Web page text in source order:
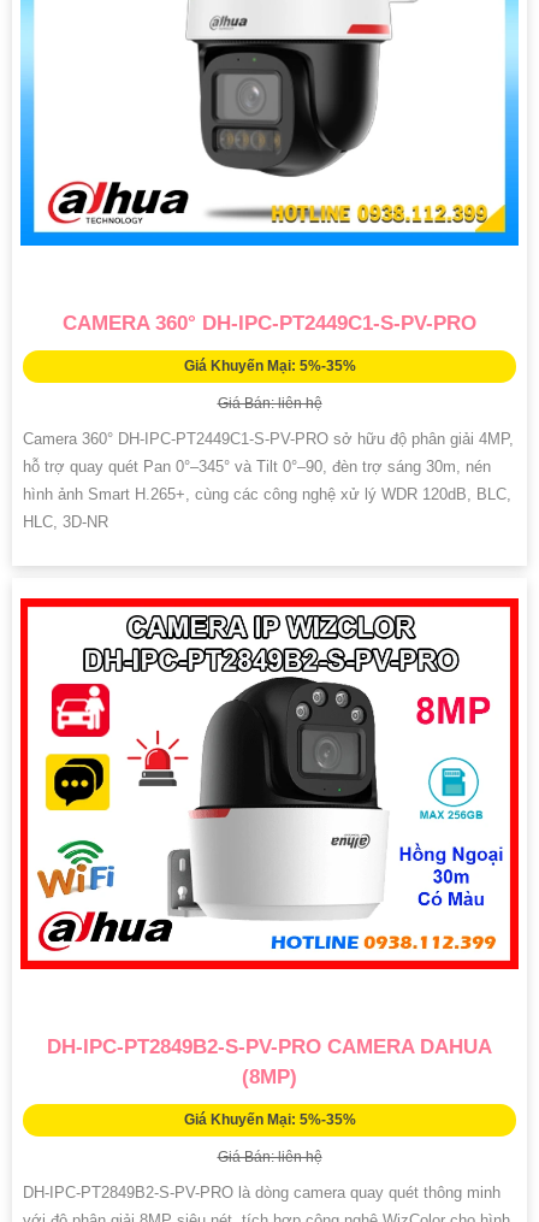
CAMERA 360° DH-IPC-PT2449C1-S-PV-PRO
Giá Khuyến Mại: 5%-35%
Giá Bán: liên hệ
Camera 360° DH-IPC-PT2449C1-S-PV-PRO sở hữu độ phân giải 4MP,
hỗ trợ quay quét Pan 0°–345° và Tilt 0°–90, đèn trợ sáng 30m, nén
hình ảnh Smart H.265+, cùng các công nghệ xử lý WDR 120dB, BLC,
HLC, 3D-NR
DH-IPC-PT2849B2-S-PV-PRO CAMERA DAHUA
(8MP)
Giá Khuyến Mại: 5%-35%
Giá Bán: liên hệ
DH-IPC-PT2849B2-S-PV-PRO là dòng camera quay quét thông minh